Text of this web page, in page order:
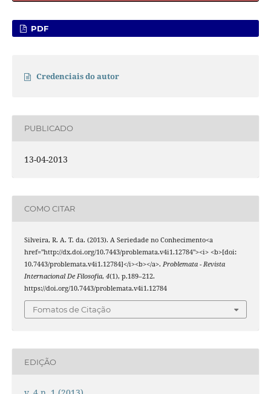
PDF
Credenciais do autor
PUBLICADO
13-04-2013
COMO CITAR
Silveira, R. A. T. da. (2013). A Seriedade no Conhecimento<a
href="http://dx.doi.org/10.7443/problemata.v4i1.12784"><i> <b>[doi:
10.7443/problemata.v4i1.12784]</i><b></a>. Problemata - Revista
Internacional De Filosofia, 4(1), p.189–212.
https://doi.org/10.7443/problemata.v4i1.12784
Fomatos de Citação
EDIÇÃO